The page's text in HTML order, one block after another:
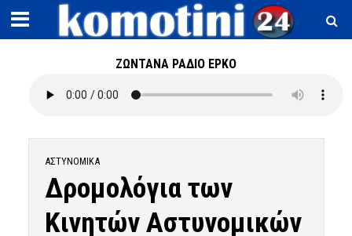
ΖΩΝΤΑΝΑ ΡΑΔΙΟ ΕΡΚΟ
ΑΣΤΥΝΟΜΙΚΆ
Δρομολόγια των
Κινητών Αστυνομικών